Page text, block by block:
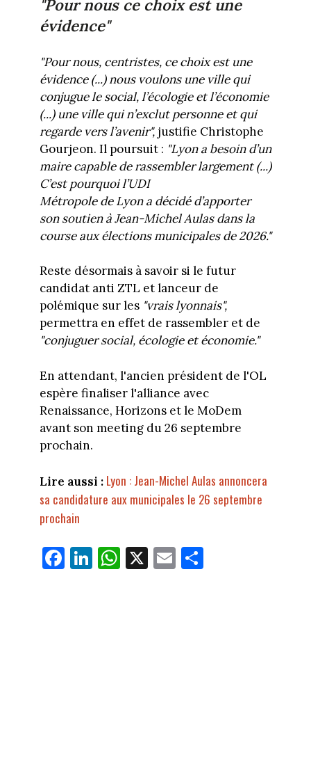
"Pour nous ce choix est une
évidence"
"Pour nous, centristes, ce choix est une
évidence (...) nous voulons une ville qui
conjugue le social, l’écologie et l’économie
(...) une ville qui n’exclut personne et qui
regarde vers l’avenir", justifie Christophe
Gourjeon. Il poursuit : "Lyon a besoin d’un
maire capable de rassembler largement (...)
C’est pourquoi l’UDI
Métropole de Lyon a décidé d’apporter
son soutien à Jean-Michel Aulas dans la
course aux élections municipales de 2026."
Reste désormais à savoir si le futur
candidat anti ZTL et lanceur de
polémique sur les "vrais lyonnais",
permettra en effet de rassembler et de
"conjuguer social, écologie et économie."
En attendant, l'ancien président de l'OL
espère finaliser l'alliance avec
Renaissance, Horizons et le MoDem
avant son meeting du 26 septembre
prochain.
Lire aussi : Lyon : Jean-Michel Aulas annoncera
sa candidature aux municipales le 26 septembre
prochain
Fa
ce
Li
nk
W
ha
X E
m
Pa
rt